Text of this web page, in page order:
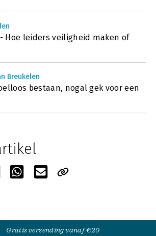
Hoe leiders veiligheid maken of
Breukelen
bestaan, nogal gek voor een
Gratis verzending vanaf €20